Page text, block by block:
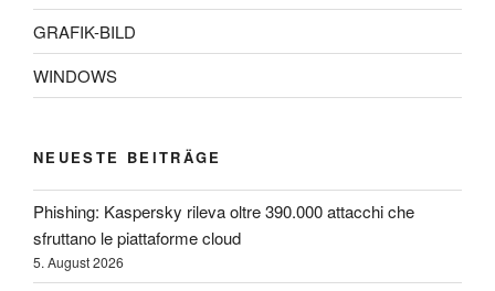
GRAFIK-BILD
WINDOWS
NEUESTE BEITRÄGE
Phishing: Kaspersky rileva oltre 390.000 attacchi che
sfruttano le piattaforme cloud
5. August 2026